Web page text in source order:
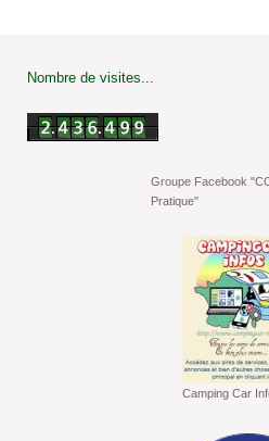
Nombre de visites...
Groupe Facebook
Pratique"
Camping Car